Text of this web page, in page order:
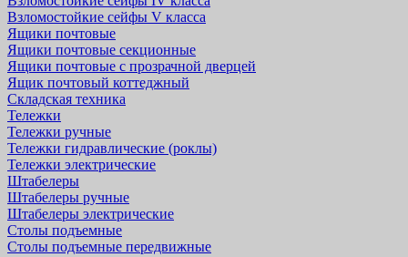
Взломостойкие сейфы V класса
Ящики почтовые
Ящики почтовые секционные
Ящики почтовые с прозрачной дверцей
Ящик почтовый коттеджный
Складская техника
Тележки
Тележки ручные
Тележки гидравлические (роклы)
Тележки электрические
Штабелеры
Штабелеры ручные
Штабелеры электрические
Столы подъемные
Столы подъемные передвижные